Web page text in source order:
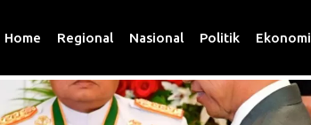
Home Regional Nasional Politik Ekonomi